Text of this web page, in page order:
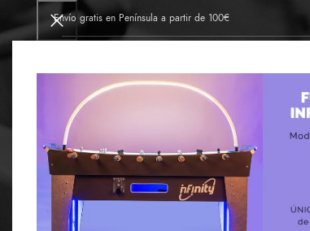
Envío gratis en Península a partir de 100€
INICIOFÁBRICA DE